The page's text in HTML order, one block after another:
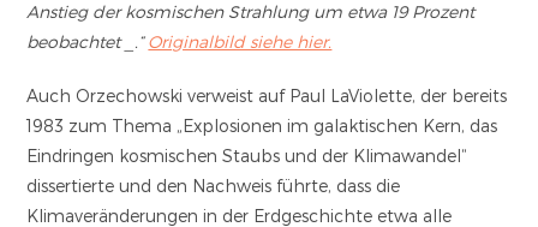
Anstieg der kosmischen Strahlung um etwa 19 Prozent
beobachtet _.“Originalbild siehe hier.
Auch Orzechowski verweist auf Paul LaViolette, der bereits
1983 zum Thema „Explosionen im galaktischen Kern, das
Eindringen kosmischen Staubs und der Klimawandel“
dissertierte und den Nachweis führte, dass die
Klimaveränderungen in der Erdgeschichte etwa alle